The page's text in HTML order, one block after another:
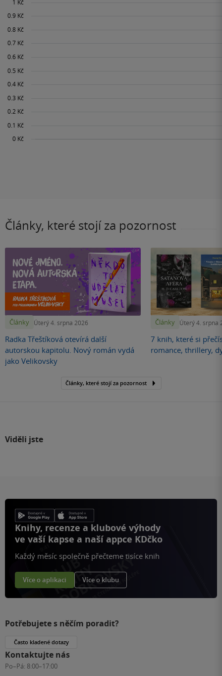
Články, které stojí za pozornost
Články Úterý 4. srpna 2026
Radka Třeštíková otevírá další
autorskou kapitolu. Nový román vydá
jako Velikovsky
Články Úterý 4. srpna
7 knih, které si
romance, thrillery,
Články, které stojí za pozornost
Viděli jste
Knihy, recenze a klubové výhody
ve vaší kapse a naší appce KDčko
Každý měsíc společně přečteme tisíce knih
Více o aplikaci Více o klubu
Potřebujete s něčím poradit?
Často kladené dotazy
Kontaktujte nás
Po–Pá: 8:00–17:00